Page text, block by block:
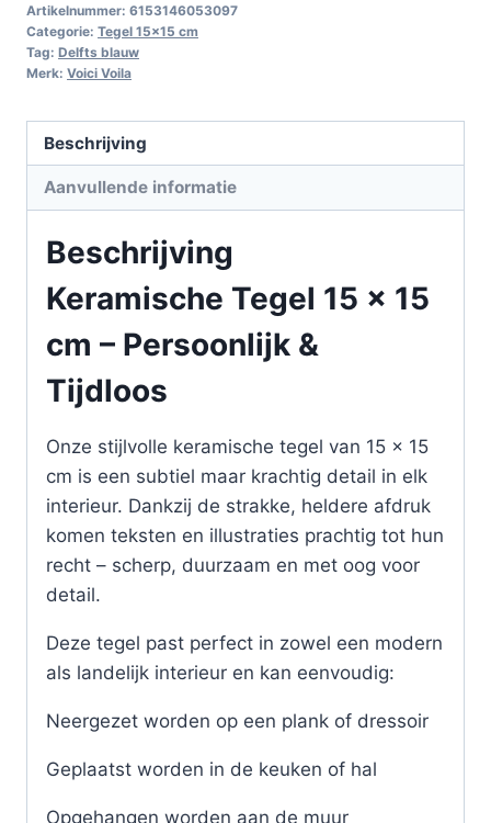
Artikelnummer: 6153146053097
Categorie: Tegel 15x15 cm
Tag: Delfts blauw
Merk: Voici Voila
Beschrijving
Aanvullende informatie
Beschrijving
Keramische Tegel 15 x 15
cm – Persoonlijk &
Tijdloos
Onze stijlvolle keramische tegel van 15 x 15
cm is een subtiel maar krachtig detail in elk
interieur. Dankzij de strakke, heldere afdruk
komen teksten en illustraties prachtig tot hun
recht – scherp, duurzaam en met oog voor
detail.
Deze tegel past perfect in zowel een modern
als landelijk interieur en kan eenvoudig:
Neergezet worden op een plank of dressoir
Geplaatst worden in de keuken of hal
Opgehangen worden aan de muur